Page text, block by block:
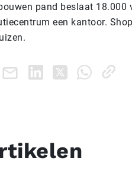
pand beslaat 18.000
een kantoor.